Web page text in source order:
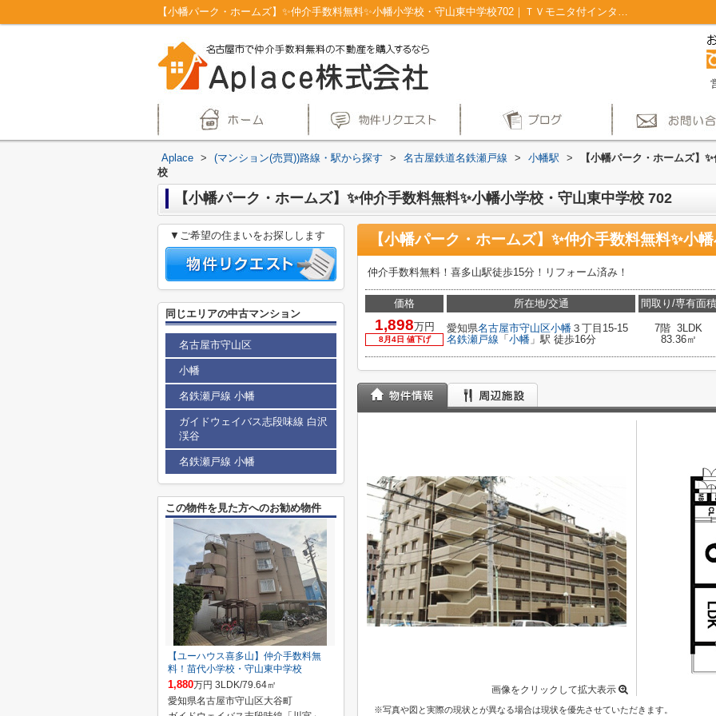
【小幡パーク・ホームズ】✨️仲介手数料無料✨️小幡小学校・守山東中学校702｜ＴＶモニタ付インターホン エレベーター 最上階 リフォーム システムキッチン｜仲介手数料無料！名古屋市で新築戸建てを探すならAplace
Aplace > (マンション(売買))路線・駅から探す > 名古屋鉄道名鉄瀬戸線 > 小幡駅 >
【小幡パーク・ホームズ】
校
【小幡パーク・ホームズ】✨️仲介手数料無料✨️小幡小学校・守山東中学校 702
【小幡パーク・ホームズ】✨️仲介手数料無料✨️小
仲介手数料無料！喜多山駅徒歩15分！リフォーム済み！
価格
1,898万円
8月4日 値下げ
所在地/交通
愛知県名古屋市守山区小幡 ３丁目15-15
名鉄瀬戸線 「 小幡 」駅 徒歩16分
間取り/専有面積
7階 3LDK
83.36㎡
画像をクリックして拡大表示
※写真や図と実際の現状とが異なる場合は現状を優先させていただきます。
▼ご希望の住まいをお探しします
同じエリアの中古マンション
名古屋市守山区
小幡
名鉄瀬戸線 小幡
ガイドウェイバス志段味線 白沢
渓谷
名鉄瀬戸線 小幡
この物件を見た方へのお勧め物件
【ユーハウス喜多山】仲介手数料無
料！苗代小学校・守山東中学校
1,880万円 3LDK/79.64㎡
愛知県名古屋市守山区大谷町